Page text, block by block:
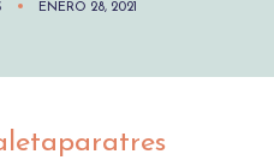
ENERO 28, 2021